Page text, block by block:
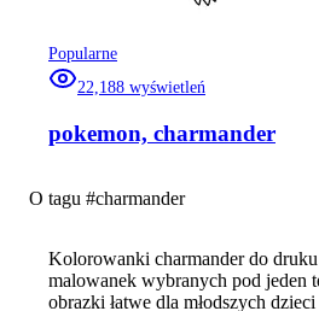
Popularne
22,188 wyświetleń
pokemon, charmander
O tagu #charmander
Kolorowanki charmander do
malowanek wybranych pod jeden
obrazki łatwe dla młodszych